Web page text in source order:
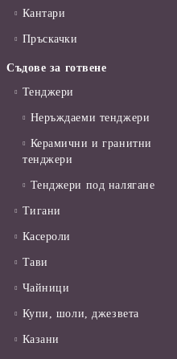
Кантари
Пръскачки
Съдове за готвене
Тенджери
Неръждаеми тенджери
Керамични и гранитни
тенджери
Тенджери под налягане
Тигани
Касероли
Тави
Чайници
Купи, шоли, джезвета
Казани